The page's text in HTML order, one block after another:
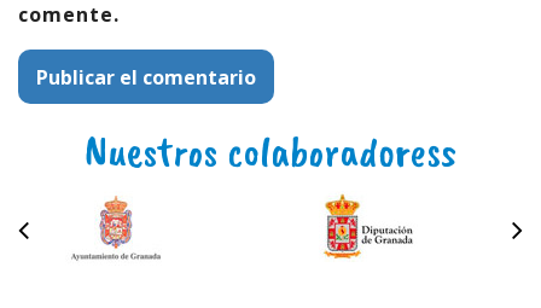
comente.
Nuestros colaboradoress